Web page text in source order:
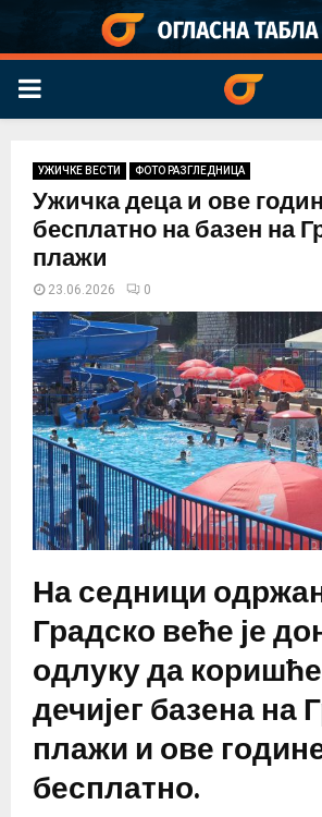
PRIMARY
УЖИЧКЕ ВЕСТИ ФОТО РАЗГЛЕДНИЦА
Ужичка деца и ове
бесплатно на базен на
плажи
23.06.2026 0
На седници
Градско веће је
одлуку да
дечијег базена на
плажи и ове
бесплатно.